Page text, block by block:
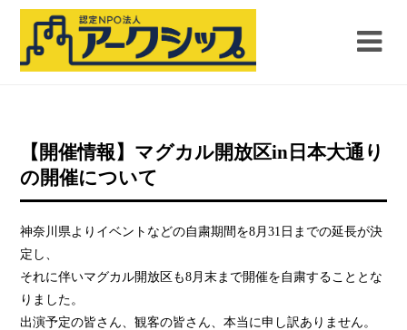
【開催情報】マグカル開放区in日本大通り
の開催について
神奈川県よりイベントなどの自粛期間を8月31日までの延長が決
定し、
それに伴いマグカル開放区も8月末まで開催を自粛することとな
りました。
出演予定の皆さん、観客の皆さん、本当に申し訳ありません。